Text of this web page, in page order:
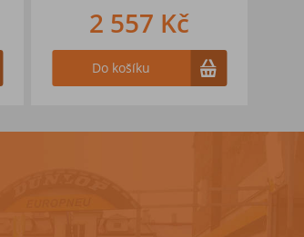
2 557 Kč
Do košíku